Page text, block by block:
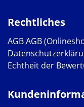
Rechtliches
AGBAGB
Echtheit der